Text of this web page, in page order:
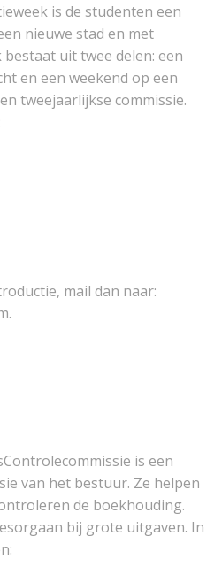
is de studenten een
nieuwe stad en met
uit twee delen: een
en een weekend op een
tweejaarlijkse commissie.
mail dan naar:
is een
van het bestuur. Ze helpen
de boekhouding.
bij grote uitgaven. In